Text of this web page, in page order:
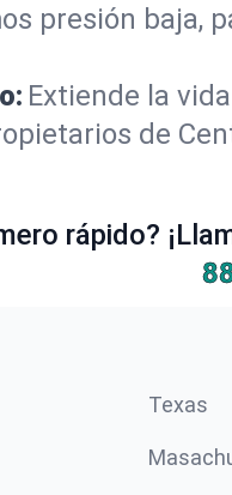
presión baja,
Extiende la
de
rápido?
Texas